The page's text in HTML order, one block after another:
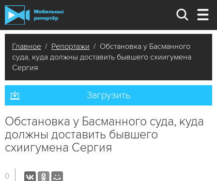
Главное / Репортажи / Обстановка у Басманного
суда, куда должны доставить бывшего схиигумена
Сергия
Загрузить
Обстановка у Басманного суда, куда
должны доставить бывшего
схиигумена Сергия
0